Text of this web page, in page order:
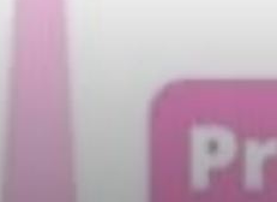
productos